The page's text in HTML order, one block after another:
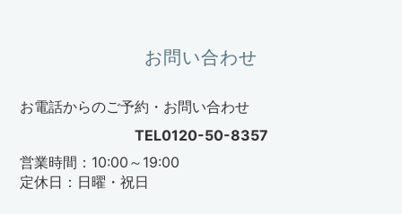
お問い合わせ
お電話からのご予約・お問い合わせ
TEL0120-50-8357
営業時間：10:00～19:00
定休日：日曜・祝日